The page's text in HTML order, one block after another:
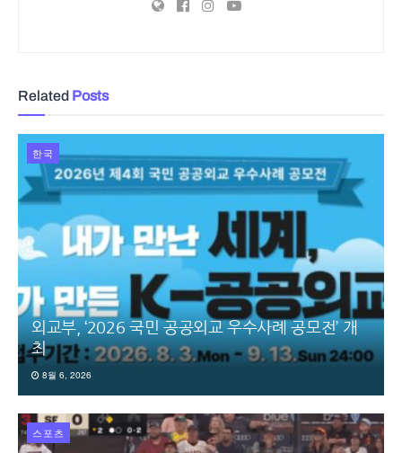
Related Posts
한국
외교부, ‘2026 국민 공공외교 우수사례 공모전’ 개
최
8월 6, 2026
스포츠